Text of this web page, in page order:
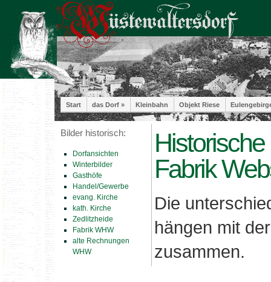
Start das Dorf » Kleinbahn Objekt Riese
Bilder historisch:
Dorfansichten
Winterbilder
Gasthöfe
Handel/Gewerbe
evang. Kirche
kath. Kirche
Zedlitzheide
Fabrik WHW
alte Rechnungen
WHW
Fabrik
Die
hängen mit
zusammen.